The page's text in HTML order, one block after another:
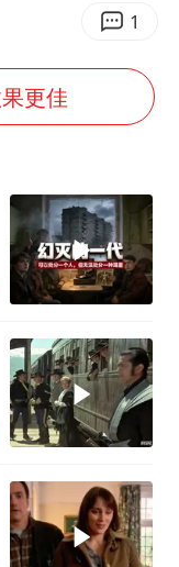
击贯穿浙江
体市民书》
夜被收150元
几元成本的AI广告导致千万市值蒸发
36岁男演员成景区NPC后人气爆棚
梁家辉：到内地拍戏不是北上是回归
人民的健康、体质、幸福一脉相承
1
更佳